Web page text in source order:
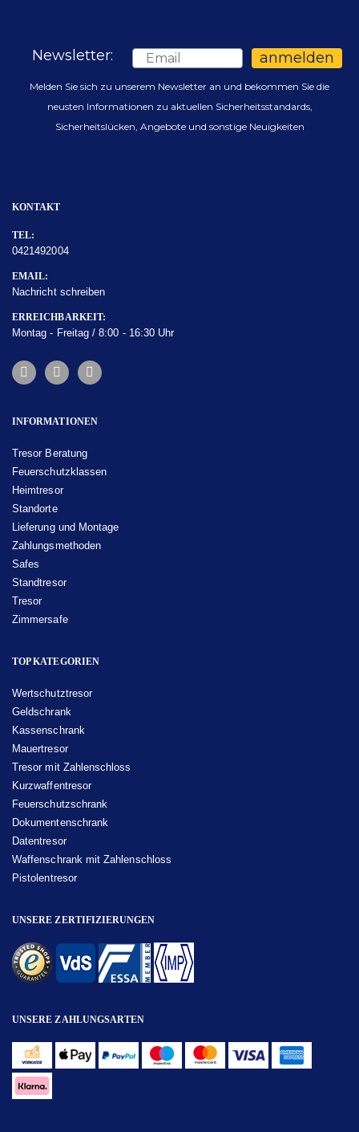
Newsletter: Email anmelden
Melden Sie sich zu unserem Newsletter an und bekommen Sie die
neusten Informationen zu aktuellen Sicherheitsstandards,
Sicherheitslücken, Angebote und sonstige Neuigkeiten
KONTAKT
TEL:
0421492004
EMAIL:
Nachricht schreiben
ERREICHBARKEIT:
Montag - Freitag / 8:00 - 16:30 Uhr
INFORMATIONEN
Tresor Beratung
Feuerschutzklassen
Heimtresor
Standorte
Lieferung und Montage
Zahlungsmethoden
Safes
Standtresor
Tresor
Zimmersafe
TOP KATEGORIEN
Wertschutztresor
Geldschrank
Kassenschrank
Mauertresor
Tresor mit Zahlenschloss
Kurzwaffentresor
Feuerschutzschrank
Dokumentenschrank
Datentresor
Waffenschrank mit Zahlenschloss
Pistolentresor
UNSERE ZERTIFIZIERUNGEN
UNSERE ZAHLUNGSARTEN